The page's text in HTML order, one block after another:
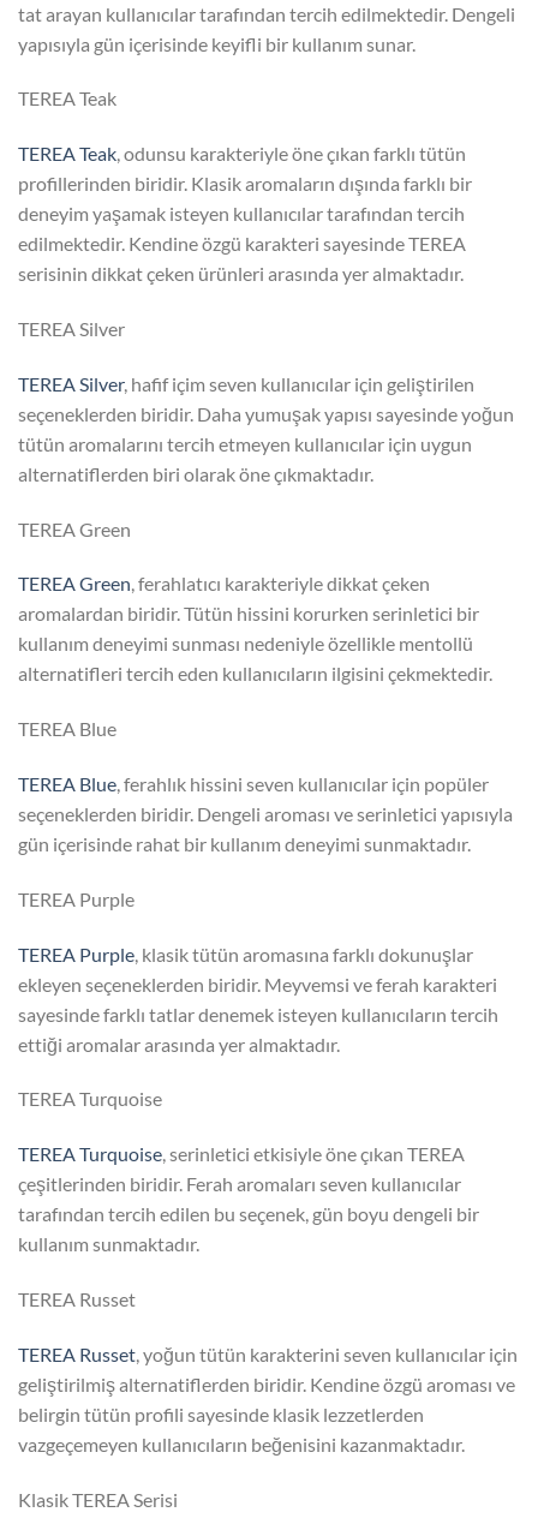
tat arayan kullanıcılar tarafından tercih edilmektedir. Dengeli
yapısıyla gün içerisinde keyifli bir kullanım sunar.
TEREA Teak
TEREA Teak, odunsu karakteriyle öne çıkan farklı tütün
profillerinden biridir. Klasik aromaların dışında farklı bir
deneyim yaşamak isteyen kullanıcılar tarafından tercih
edilmektedir. Kendine özgü karakteri sayesinde TEREA
serisinin dikkat çeken ürünleri arasında yer almaktadır.
TEREA Silver
TEREA Silver, hafif içim seven kullanıcılar için geliştirilen
seçeneklerden biridir. Daha yumuşak yapısı sayesinde yoğun
tütün aromalarını tercih etmeyen kullanıcılar için uygun
alternatiflerden biri olarak öne çıkmaktadır.
TEREA Green
TEREA Green, ferahlatıcı karakteriyle dikkat çeken
aromalardan biridir. Tütün hissini korurken serinletici bir
kullanım deneyimi sunması nedeniyle özellikle mentollü
alternatifleri tercih eden kullanıcıların ilgisini çekmektedir.
TEREA Blue
TEREA Blue, ferahlık hissini seven kullanıcılar için popüler
seçeneklerden biridir. Dengeli aroması ve serinletici yapısıyla
gün içerisinde rahat bir kullanım deneyimi sunmaktadır.
TEREA Purple
TEREA Purple , klasik tütün aromasına farklı dokunuşlar
ekleyen seçeneklerden biridir. Meyvemsi ve ferah karakteri
sayesinde farklı tatlar denemek isteyen kullanıcıların tercih
ettiği aromalar arasında yer almaktadır.
TEREA Turquoise
TEREA Turquoise, serinletici etkisiyle öne çıkan TEREA
çeşitlerinden biridir. Ferah aromaları seven kullanıcılar
tarafından tercih edilen bu seçenek, gün boyu dengeli bir
kullanım sunmaktadır.
TEREA Russet
TEREA Russet , yoğun tütün karakterini seven kullanıcılar için
geliştirilmiş alternatiflerden biridir. Kendine özgü aroması ve
belirgin tütün profili sayesinde klasik lezzetlerden
vazgeçemeyen kullanıcıların beğenisini kazanmaktadır.
Klasik TEREA Serisi